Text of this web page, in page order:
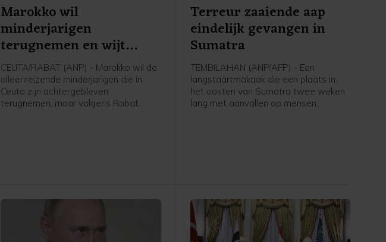
Marokko wil
minderjarigen
terugnemen en wijt
problemen aan Spanje
CEUTA/RABAT (ANP) - Marokko wil de
alleenreizende minderjarigen die in
Ceuta zijn achtergebleven
terugnemen, maar volgens Rabat
Terreur zaaiende aap
eindelijk gevangen in
Sumatra
TEMBILAHAN (ANP/AFP) - Een
langstaartmakaak die een plaats in
het oosten van Sumatra twee weken
lang met aanvallen op mensen